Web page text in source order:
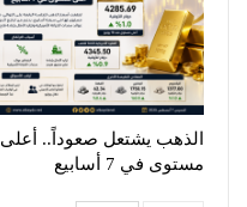
الذهب يشتعل صعوداً.. أعلى
مستوى في 7 أسابيع